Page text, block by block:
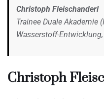
Christoph Fleischanderl
Trainee Duale Akademie
Wasserstoff-
Christoph